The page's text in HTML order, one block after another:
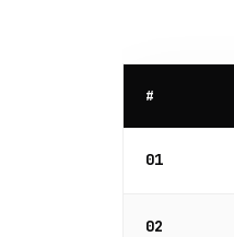
#
01
02